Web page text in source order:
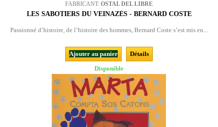
FABRICANT: OSTAL DEL LIBRE
LES SABOTIERS DU VEINAZÈS - BERNARD COSTE
Passionné d’histoire, de l’histoire des hommes, Bernard Coste s’est mis en...
Ajouter au panier
Détails
Disponible